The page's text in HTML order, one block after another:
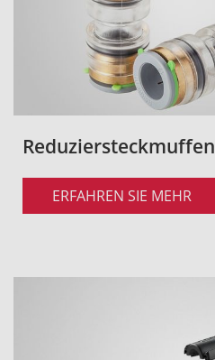
Reduziersteckmuffen
ERFAHREN SIE MEHR